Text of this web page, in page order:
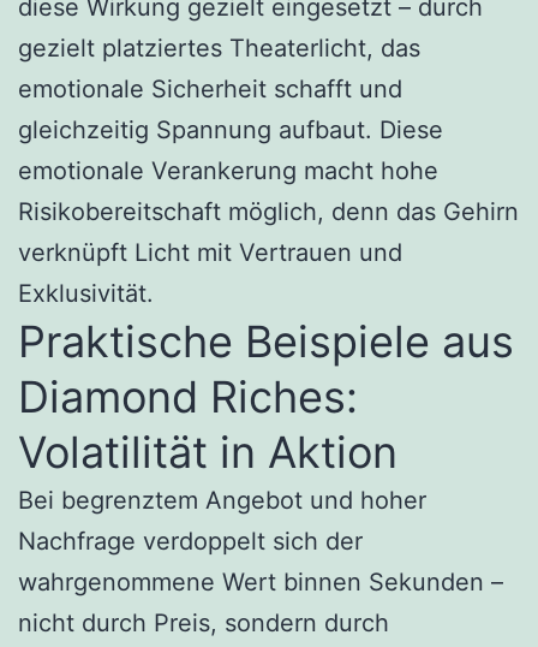
diese Wirkung gezielt eingesetzt – durch
gezielt platziertes Theaterlicht, das
emotionale Sicherheit schafft und
gleichzeitig Spannung aufbaut. Diese
emotionale Verankerung macht hohe
Risikobereitschaft möglich, denn das Gehirn
verknüpft Licht mit Vertrauen und
Exklusivität.
Praktische Beispiele aus
Diamond Riches:
Volatilität in Aktion
Bei begrenztem Angebot und hoher
Nachfrage verdoppelt sich der
wahrgenommene Wert binnen Sekunden –
nicht durch Preis, sondern durch